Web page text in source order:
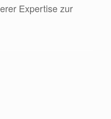
Expertise zur